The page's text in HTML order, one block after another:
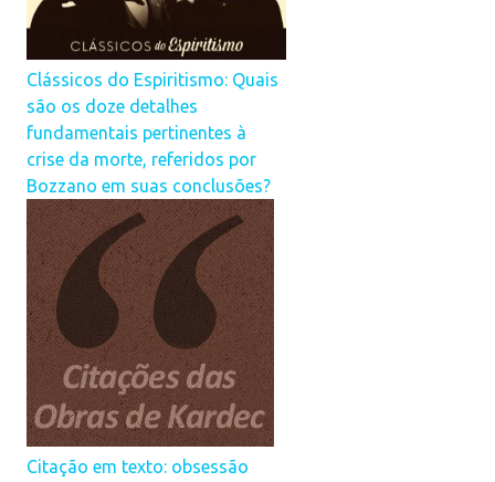
Clássicos do Espiritismo: Quais
são os doze detalhes
fundamentais ⁣pertinentes à
crise da morte, referidos por
Bozzano em suas conclusões?⁣
Citação em texto: obsessão